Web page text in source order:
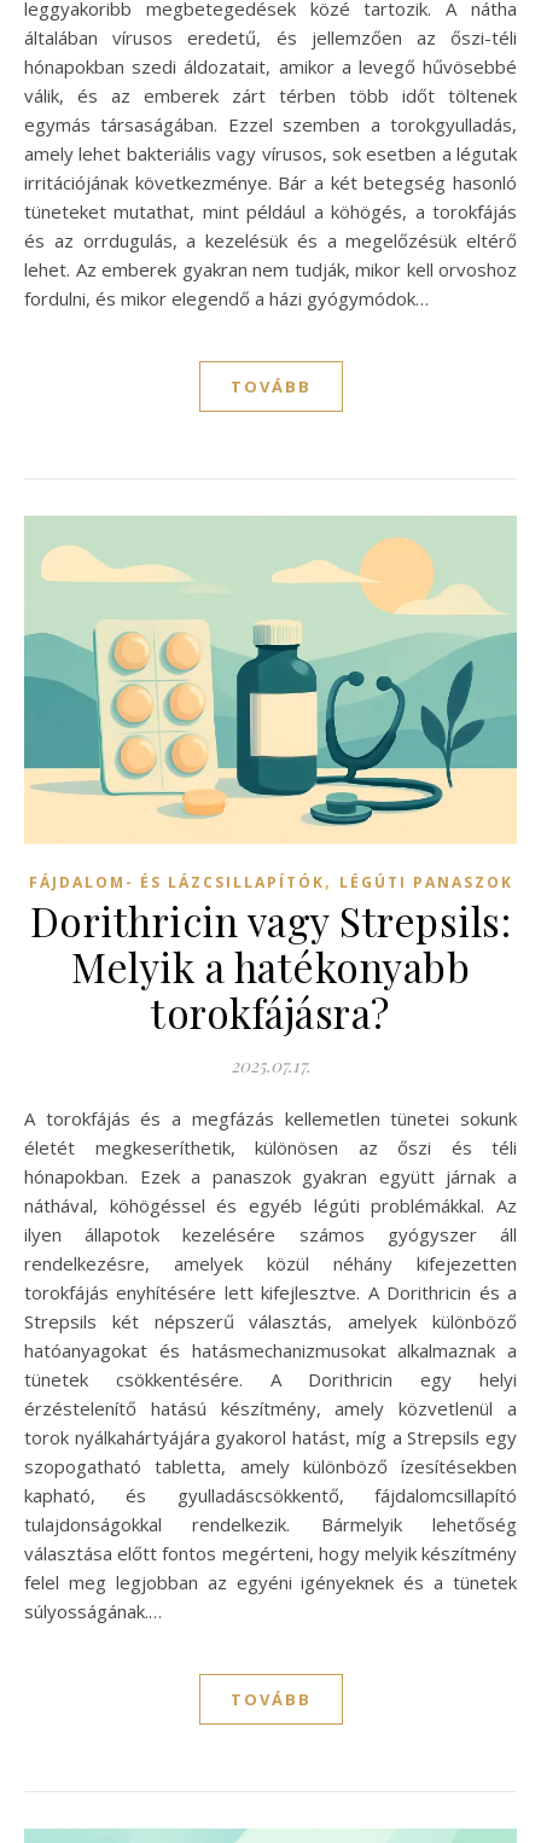
leggyakoribb megbetegedések közé tartozik. A nátha
általában vírusos eredetű, és jellemzően az őszi-téli
hónapokban szedi áldozatait, amikor a levegő hűvösebbé
válik, és az emberek zárt térben több időt töltenek
egymás társaságában. Ezzel szemben a torokgyulladás,
amely lehet bakteriális vagy vírusos, sok esetben a légutak
irritációjának következménye. Bár a két betegség hasonló
tüneteket mutathat, mint például a köhögés, a torokfájás
és az orrdugulás, a kezelésük és a megelőzésük eltérő
lehet. Az emberek gyakran nem tudják, mikor kell orvoshoz
fordulni, és mikor elegendő a házi gyógymódok…
TOVÁBB
FÁJDALOM- ÉS LÁZCSILLAPÍTÓK, LÉGÚTI PANASZOK
Dorithricin vagy Strepsils:
Melyik a hatékonyabb
torokfájásra?
2025.07.17.
A torokfájás és a megfázás kellemetlen tünetei sokunk
életét megkeseríthetik, különösen az őszi és téli
hónapokban. Ezek a panaszok gyakran együtt járnak a
náthával, köhögéssel és egyéb légúti problémákkal. Az
ilyen állapotok kezelésére számos gyógyszer áll
rendelkezésre, amelyek közül néhány kifejezetten
torokfájás enyhítésére lett kifejlesztve. A Dorithricin és a
Strepsils két népszerű választás, amelyek különböző
hatóanyagokat és hatásmechanizmusokat alkalmaznak a
tünetek csökkentésére. A Dorithricin egy helyi
érzéstelenítő hatású készítmény, amely közvetlenül a
torok nyálkahártyájára gyakorol hatást, míg a Strepsils egy
szopogatható tabletta, amely különböző ízesítésekben
kapható, és gyulladáscsökkentő, fájdalomcsillapító
tulajdonságokkal rendelkezik. Bármelyik lehetőség
választása előtt fontos megérteni, hogy melyik készítmény
felel meg legjobban az egyéni igényeknek és a tünetek
súlyosságának.…
TOVÁBB